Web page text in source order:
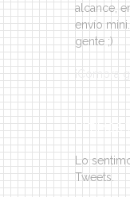
alcance,
envío
gente ;)
¡Compra
ÚLTIMOS
Lo
Tweets.